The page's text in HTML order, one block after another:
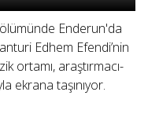
Enderun'da
Edhem Efendi’nin
ortamı, araştırmacı-
ekrana taşınıyor.